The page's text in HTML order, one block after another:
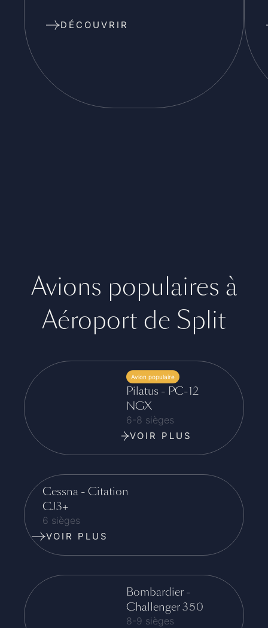
DÉCOUVRIR
Avions populaires à
Aéroport de Split
Avion populaire
Pilatus - PC-12
NGX
6-8 sièges
VOIR PLUS
Cessna - Citation
CJ3+
6 sièges
VOIR PLUS
Bombardier -
Challenger 350
8-9 sièges